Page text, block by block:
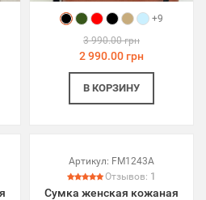
+9
3 990.00 грн
2 990.00 грн
В КОРЗИНУ
Артикул: FM1243A
Отзывов: 1
Сумка женская кожаная